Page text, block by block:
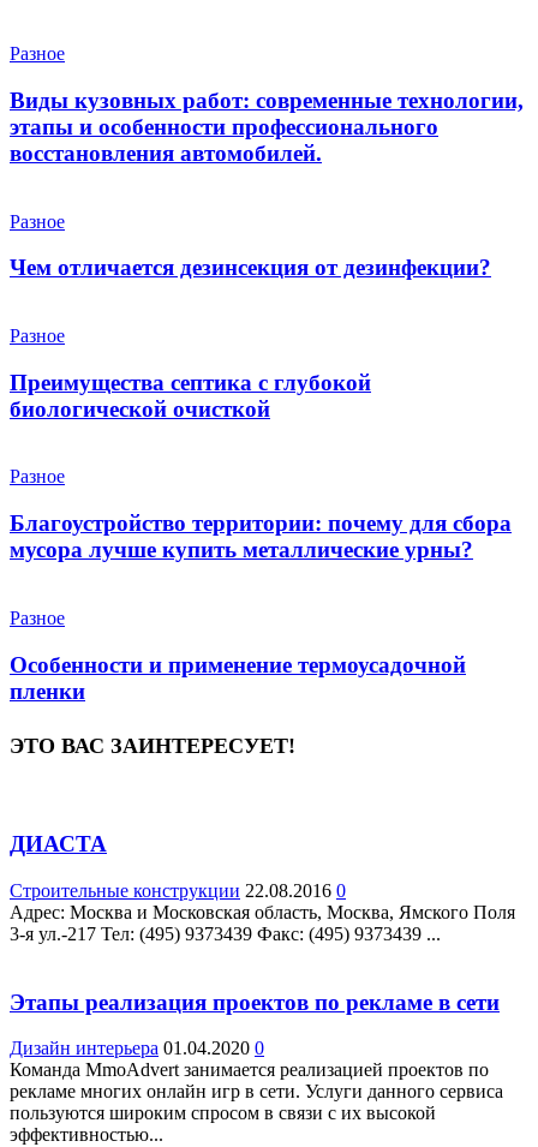
Разное
Виды кузовных работ: современные технологии,
этапы и особенности профессионального
восстановления автомобилей.
Разное
Чем отличается дезинсекция от дезинфекции?
Разное
Преимущества септика с глубокой
биологической очисткой
Разное
Благоустройство территории: почему для сбора
мусора лучше купить металлические урны?
Разное
Особенности и применение термоусадочной
пленки
ЭТО ВАС ЗАИНТЕРЕСУЕТ!
ДИАСТА
Строительные конструкции 22.08.2016 0
Адрес: Москва и Московская область, Москва, Ямского Поля
3-я ул.-217 Teл: (495) 9373439 Факс: (495) 9373439 ...
Этапы реализация проектов по рекламе в сети
Дизайн интерьера 01.04.2020 0
Команда MmoAdvert занимается реализацией проектов по
рекламе многих онлайн игр в сети. Услуги данного сервиса
пользуются широким спросом в связи с их высокой
эффективностью...